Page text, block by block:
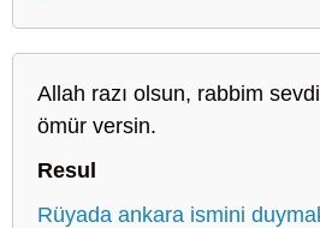
Allah razı olsun, rabbim
ömür versin.
Resul
Rüyada ankara ismini